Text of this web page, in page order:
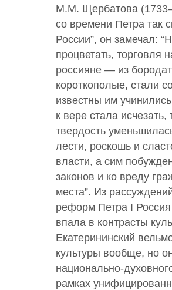
М.М. Щербатова
со времени Петра так
России”, он замечал:
процветать, торговля
россияне — из
короткополые, стали
известны им
к вере стала
твердость
лести, роскошь и
власти, а сим
законов и ко вреду
места”. Из
реформ Петра I
впала в контрасты
Екатерининский
культуры вообще, но
национально-
рамках